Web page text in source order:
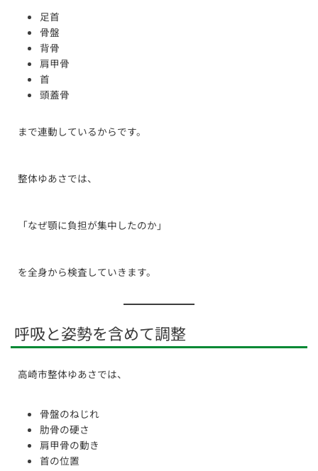
足首
骨盤
背骨
肩甲骨
首
頭蓋骨
まで連動しているからです。
整体ゆあさでは、
「なぜ顎に負担が集中したのか」
を全身から検査していきます。
呼吸と姿勢を含めて調整
高崎市整体ゆあさでは、
骨盤のねじれ
肋骨の硬さ
肩甲骨の動き
首の位置